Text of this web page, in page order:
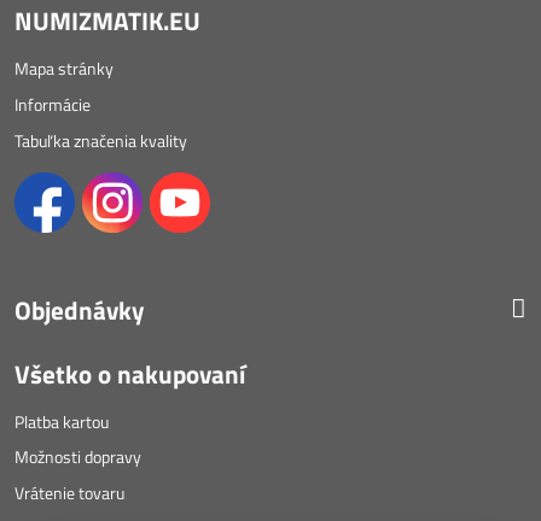
NUMIZMATIK.EU
Mapa stránky
Informácie
Tabuľka značenia kvality
Objednávky
Všetko o nakupovaní
Platba kartou
Možnosti dopravy
Vrátenie tovaru